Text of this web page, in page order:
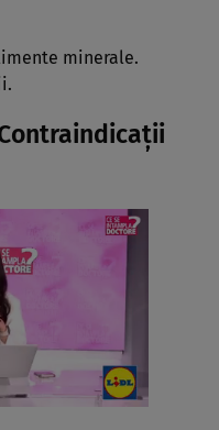
minerale.